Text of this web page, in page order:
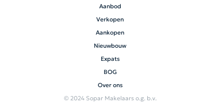
Aanbod
Verkopen
Aankopen
Nieuwbouw
Expats
BOG
Over ons
© 2024 Sopar Makelaars o.g. b.v.